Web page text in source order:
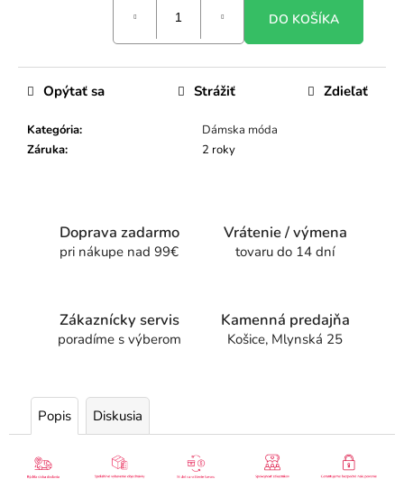
DO KOŠÍKA
Kategória:
Dámska móda
Záruka: 2 roky
Opýtať sa Strážiť Zdieľať
Doprava zadarmo
pri nákupe nad 99€
Vrátenie / výmena
tovaru do 14 dní
Zákaznícky servis
poradíme s výberom
Kamenná predajňa
Košice, Mlynská 25
Popis Diskusia